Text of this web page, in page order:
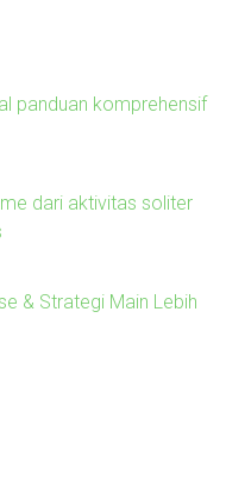
panduan komprehensif
dari aktivitas soliter
& Strategi Main Lebih